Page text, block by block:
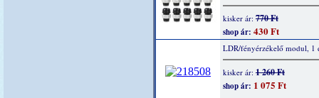
kisker ár: 770 Ft
shop ár: 430 Ft
LDR/fényérzékelő modul, 1
kisker ár: 1 260 Ft
shop ár: 1 075 Ft